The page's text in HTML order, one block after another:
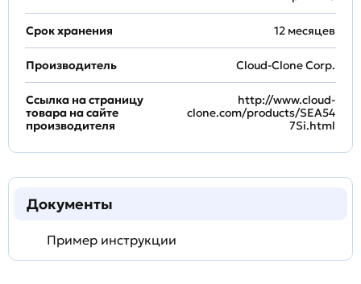
Срок хранения 12 месяцев
Производитель Cloud-Clone Corp.
Ссылка на страницу
товара на сайте
производителя
http://www.cloud-
clone.com/products/SEA54
7Si.html
Документы
Пример инструкции